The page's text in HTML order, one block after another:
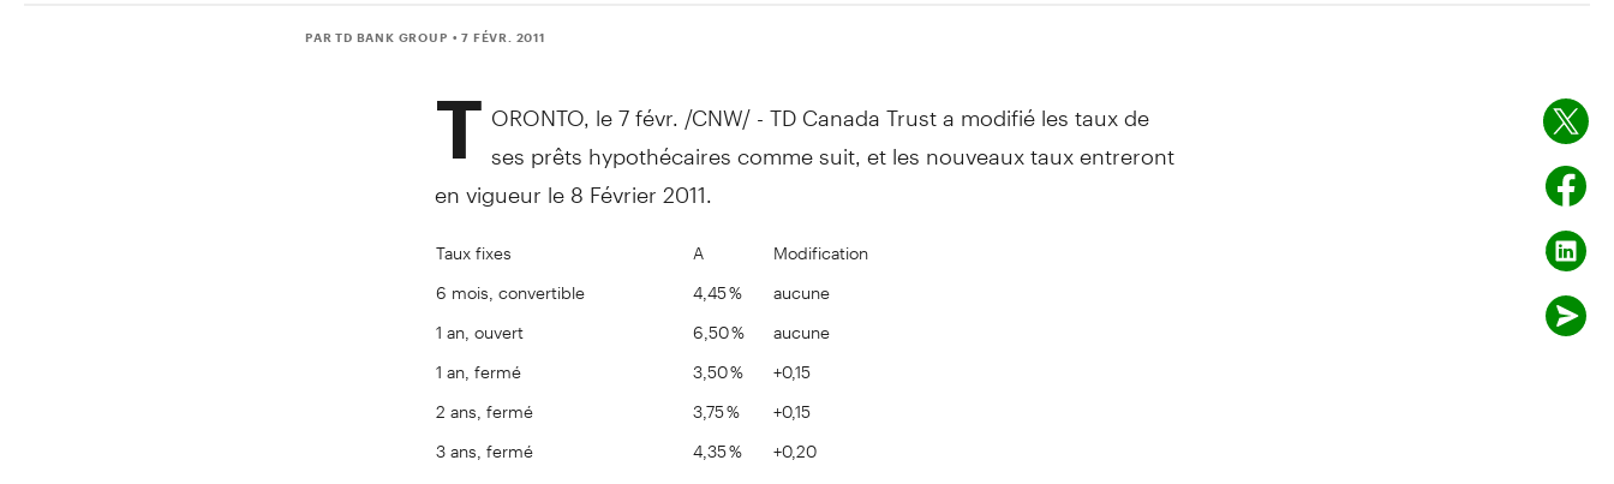
PAR TD BANK GROUP • 7 FÉVR. 2011
T ORONTO, le 7 févr. /CNW/ - TD Canada Trust a modifié les taux de
ses prêts hypothécaires comme suit, et les nouveaux taux entreront
en vigueur le 8 Février 2011.
Taux fixes A
Modification
6 mois, convertible
4,45 %
aucune
1 an, ouvert
6,50 %
aucune
1 an, fermé
3,50 %
+0,15
2 ans, fermé
3,75 %
+0,15
3 ans, fermé
4,35 %
+0,20